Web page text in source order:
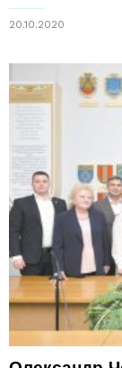
20.10.2020